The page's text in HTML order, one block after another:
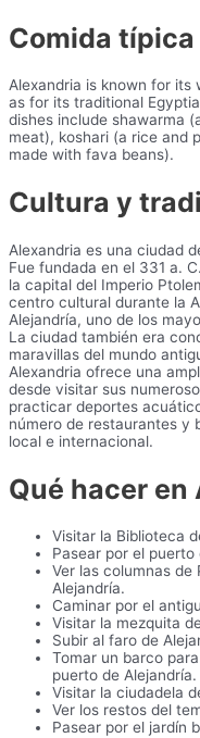
Comida típica
Alexandria is known for its
as for its traditional
dishes include shawarma
meat), koshari (a rice and
made with fava beans).
Cultura y
Alexandria es una ciudad
Fue fundada en el 331 a.
la capital del Imperio
centro cultural durante la
Alejandría, uno de los
La ciudad también era
maravillas del mundo
Alexandria ofrece una
desde visitar sus
practicar deportes
número de restaurantes y
local e internacional.
Qué hacer en
Visitar la Biblioteca
Pasear por el puerto
Ver las columnas de
Alejandría.
Caminar por el
Visitar la mezquita
Subir al faro de
Tomar un barco
puerto de Alejandría.
Visitar la ciudadela
Ver los restos del
Pasear por el jardín